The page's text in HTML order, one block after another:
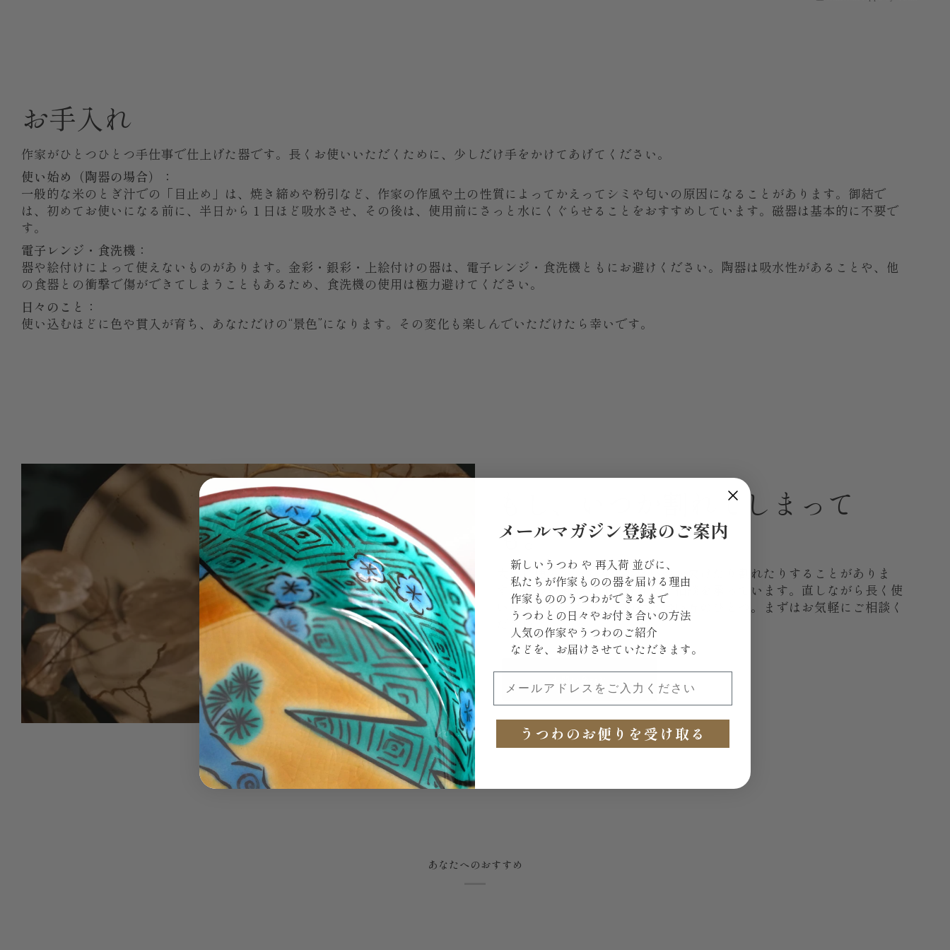
お手入れ
作家がひとつひとつ手仕事で仕上げた器です。長くお使いいただくために、少しだけ手をかけてあげてください。
使い始め（陶器の場合）：
一般的な米のとぎ汁での「目止め」は、焼き締めや粉引など、作家の作風や土の性質によってかえってシミや匂いの原因になることがあります。御結で
は、初めてお使いになる前に、半日から１日ほど吸水させ、その後は、使用前にさっと水にくぐらせることをおすすめしています。磁器は基本的に不要で
す。
電子レンジ・食洗機：
器や絵付けによって使えないものがあります。金彩・銀彩・上絵付けの器は、電子レンジ・食洗機ともにお避けください。陶器は吸水性があることや、他
の食器との衝撃で傷ができてしまうこともあるため、食洗機の使用は極力避けてください。
日々のこと：
使い込むほどに色や貫入が育ち、あなただけの“景色”になります。その変化も楽しんでいただけたら幸いです。
もし、いつか割れてしまって
も。
大切に使っていても、器はいつか欠けたり割れたりすることがありま
す。うつわ御結では金継ぎのご相談を承っています。直しながら長く使
い続けることも、器との付き合い方のひとつ。まずはお気軽にご相談く
ださい。
あなたへのおすすめ
メールマガジン登録のご案内
新しいうつわ や 再入荷 並びに、
私たちが作家ものの器を届ける理由
作家もののうつわができるまで
うつわとの日々やお付き合いの方法
人気の作家やうつわのご紹介
などを、お届けさせていただきます。
うつわのお便りを受け取る